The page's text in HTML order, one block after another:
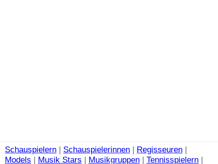
Schauspielern | Schauspielerinnen | Regisseuren |
Models | Musik Stars | Musikgruppen | Tennisspielern |